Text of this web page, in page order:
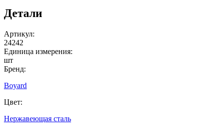
Детали
Артикул:
24242
Единица измерения:
шт
Бренд:
Boyard
Цвет:
Нержавеющая сталь